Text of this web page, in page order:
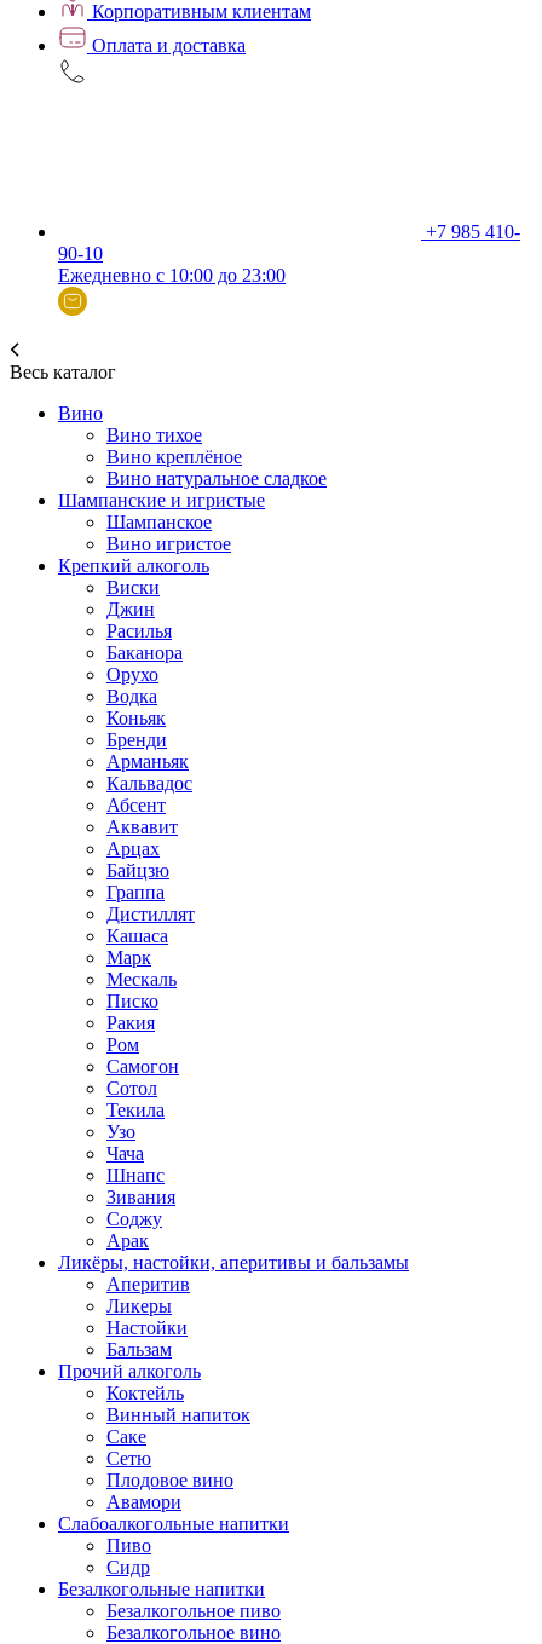
Корпоративным клиентам
Оплата и доставка
+7 985 410-
90-10
Ежедневно с 10:00 до 23:00
Весь каталог
Вино
Вино тихое
Вино креплёное
Вино натуральное сладкое
Шампанские и игристые
Шампанское
Вино игристое
Крепкий алкоголь
Виски
Джин
Расилья
Баканора
Орухо
Водка
Коньяк
Бренди
Арманьяк
Кальвадос
Абсент
Аквавит
Арцах
Байцзю
Граппа
Дистиллят
Кашаса
Марк
Мескаль
Писко
Ракия
Ром
Самогон
Сотол
Текила
Узо
Чача
Шнапс
Зивания
Соджу
Арак
Ликёры, настойки, аперитивы и бальзамы
Аперитив
Ликеры
Настойки
Бальзам
Прочий алкоголь
Коктейль
Винный напиток
Саке
Сетю
Плодовое вино
Авамори
Слабоалкогольные напитки
Пиво
Сидр
Безалкогольные напитки
Безалкогольное пиво
Безалкогольное вино